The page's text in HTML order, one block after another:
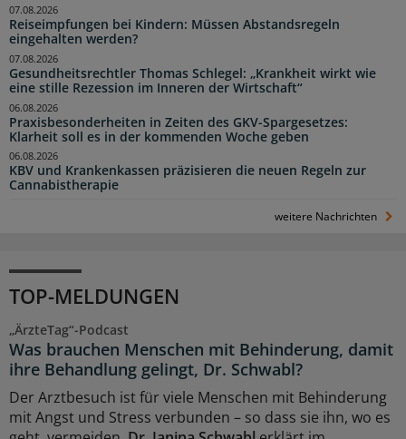
Reiseimpfungen bei Kindern: Müssen Abstandsregeln
eingehalten werden?
07.08.2026
Gesundheitsrechtler Thomas Schlegel: „Krankheit wirkt wie
eine stille Rezession im Inneren der Wirtschaft“
07.08.2026
Praxisbesonderheiten in Zeiten des GKV-Spargesetzes:
Klarheit soll es in der kommenden Woche geben
06.08.2026
KBV und Krankenkassen präzisieren die neuen Regeln zur
Cannabistherapie
06.08.2026
weitere Nachrichten
TOP-MELDUNGEN
„ÄrzteTag“-Podcast
Was brauchen Menschen mit Behinderung, damit
ihre Behandlung gelingt, Dr. Schwabl?
Der Arztbesuch ist für viele Menschen mit Behinderung
mit Angst und Stress verbunden – so dass sie ihn, wo es